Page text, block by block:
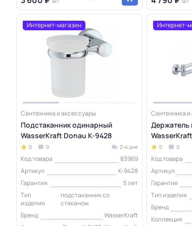
Интернет-магазин
Сантехника и аксессуары
Подстаканник одинарный
WasserKraft Donau K-9428
0 0 2-4 дня
Код товара
83969
Артикул
K-9428
Гарантия
5 лет
Тип
изделия
подстаканник со
стаканом
Бренд
WasserKraft
Интернет-
Сантехника
Держатель
0 0
Код товара
Артикул
Гарантия
Тип изделия
Бренд
Коллекция